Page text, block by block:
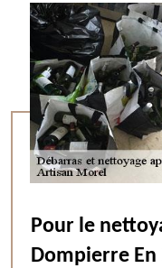
Pour le
Dompierre